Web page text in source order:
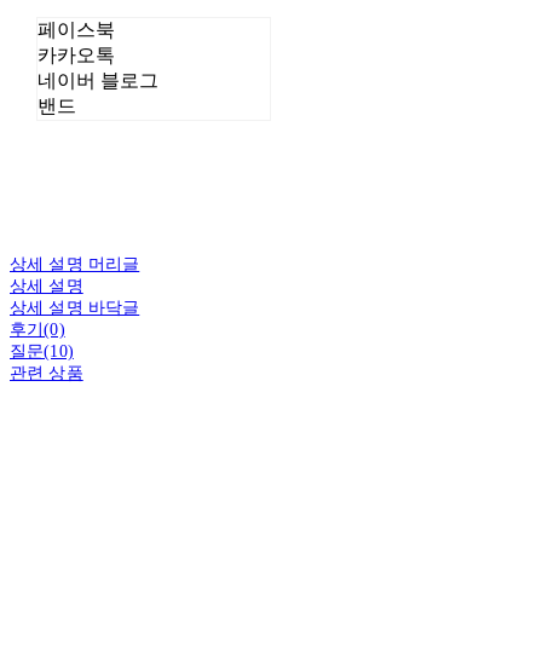
페이스북
카카오톡
네이버 블로그
밴드
상세 설명 머리글
상세 설명
상세 설명 바닥글
후기(0)
질문(10)
관련 상품